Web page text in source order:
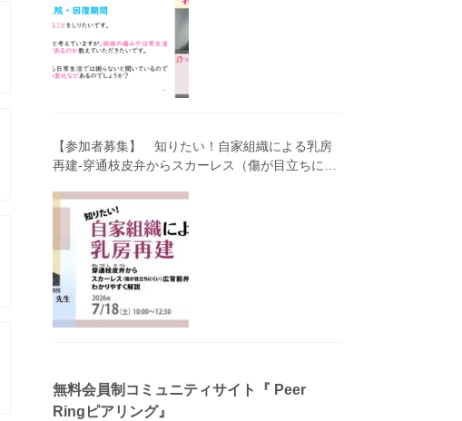
【参加者募集】 知りたい！自家組織による乳房
再建-穿通枝皮弁からスカーレス（傷が目立ちにく
塾）
無料会員制コミュニティサイト『 Peer
Ringピアリング』